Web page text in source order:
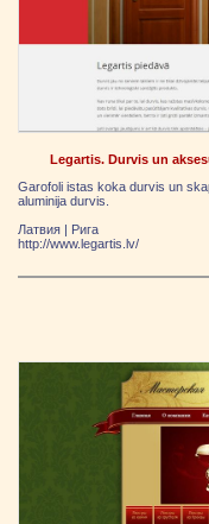
Legartis. Durvis un
Garofoli istas koka durvis un
aluminija durvis.
Латвия | Рига
http://www.legartis.lv/